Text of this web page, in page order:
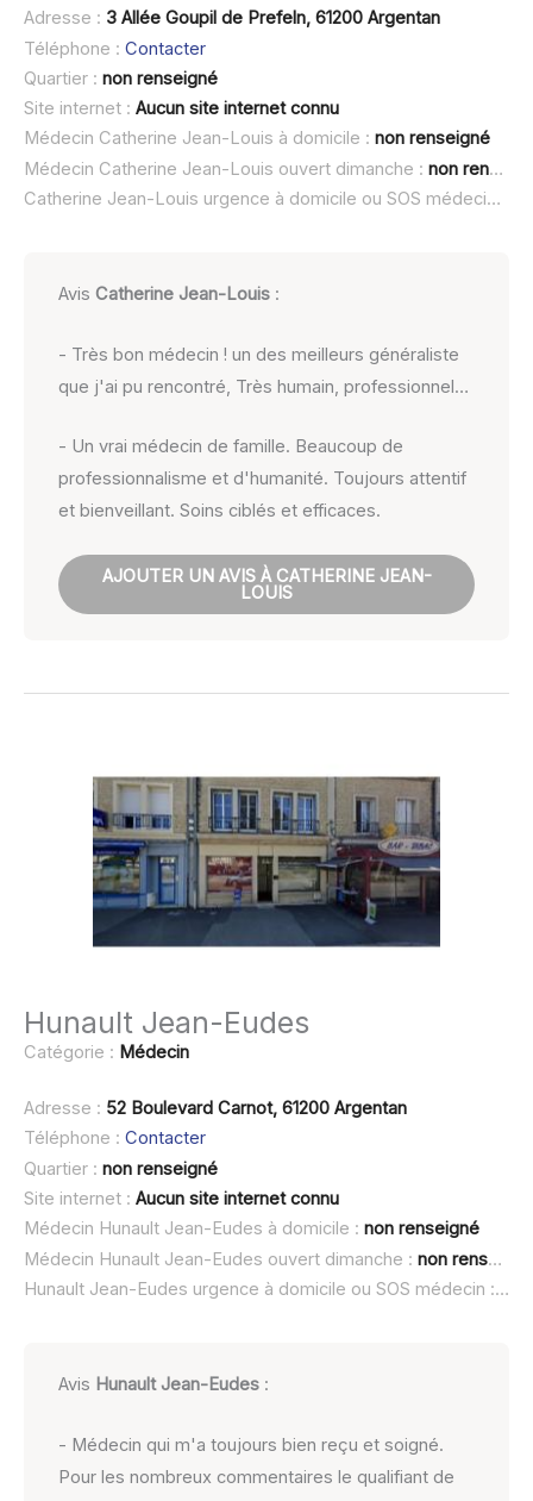
Adresse : 3 Allée Goupil de Prefeln, 61200 Argentan
Téléphone : Contacter
Quartier : non renseigné
Site internet : Aucun site internet connu
Médecin Catherine Jean-Louis à domicile : non renseigné
Médecin Catherine Jean-Louis ouvert dimanche : non renseigné
Catherine Jean-Louis urgence à domicile ou SOS médecin :
AvisCatherine Jean-Louis :
- Très bon médecin ! un des meilleurs généraliste
que j'ai pu rencontré, Très humain, professionnel…
- Un vrai médecin de famille. Beaucoup de
professionnalisme et d'humanité. Toujours attentif
et bienveillant. Soins ciblés et efficaces.
AJOUTER UN AVIS À CATHERINE JEAN-
LOUIS
Hunault Jean-Eudes
Catégorie : Médecin
Adresse : 52 Boulevard Carnot, 61200 Argentan
Téléphone : Contacter
Quartier : non renseigné
Site internet : Aucun site internet connu
Médecin Hunault Jean-Eudes à domicile : non renseigné
Médecin Hunault Jean-Eudes ouvert dimanche : non renseigné
Hunault Jean-Eudes urgence à domicile ou SOS médecin :
Avis Hunault Jean-Eudes :
- Médecin qui m'a toujours bien reçu et soigné.
Pour les nombreux commentaires le qualifiant de